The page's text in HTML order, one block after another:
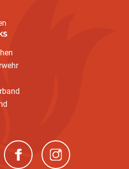
Fenster)(neues Fenster)(neues Fenster)